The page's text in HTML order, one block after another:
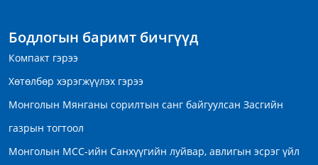
Бодлогын баримт бичгүүд
Компакт гэрээ
Хөтөлбөр хэрэгжүүлэх гэрээ
Монголын Мянганы сорилтын санг байгуулсан Засгийн
газрын тогтоол
Монголын МСС-ийн Санхүүгийн луйвар, авлигын эсрэг үйл